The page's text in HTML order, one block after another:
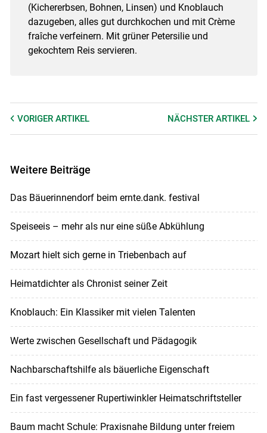
(Kichererbsen, Bohnen, Linsen) und Knoblauch
dazugeben, alles gut durchkochen und mit Crème
fraîche verfeinern. Mit grüner Petersilie und
gekochtem Reis servieren.
VORIGER ARTIKEL NÄCHSTERARTIKEL
Weitere Beiträge
Das Bäuerinnendorf beim ernte.dank. festival
Speiseeis – mehr als nur eine süße Abkühlung
Mozart hielt sich gerne in Triebenbach auf
Heimatdichter als Chronist seiner Zeit
Knoblauch: Ein Klassiker mit vielen Talenten
Werte zwischen Gesellschaft und Pädagogik
Nachbarschaftshilfe als bäuerliche Eigenschaft
Ein fast vergessener Rupertiwinkler Heimatschriftsteller
Baum macht Schule: Praxisnahe Bildung unter freiem